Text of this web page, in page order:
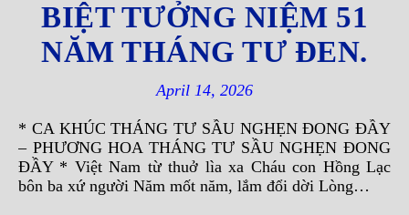
BIỆT TƯỞNG NIỆM 51
NĂM THÁNG TƯ ĐEN.
April 14, 2026
* CA KHÚC THÁNG TƯ SẦU NGHẸN ĐONG ĐẦY
– PHƯƠNG HOA THÁNG TƯ SẦU NGHẸN ĐONG
ĐẦY * Việt Nam từ thuở lìa xa Cháu con Hồng Lạc
bôn ba xứ người Năm mốt năm, lắm đổi dời Lòng…